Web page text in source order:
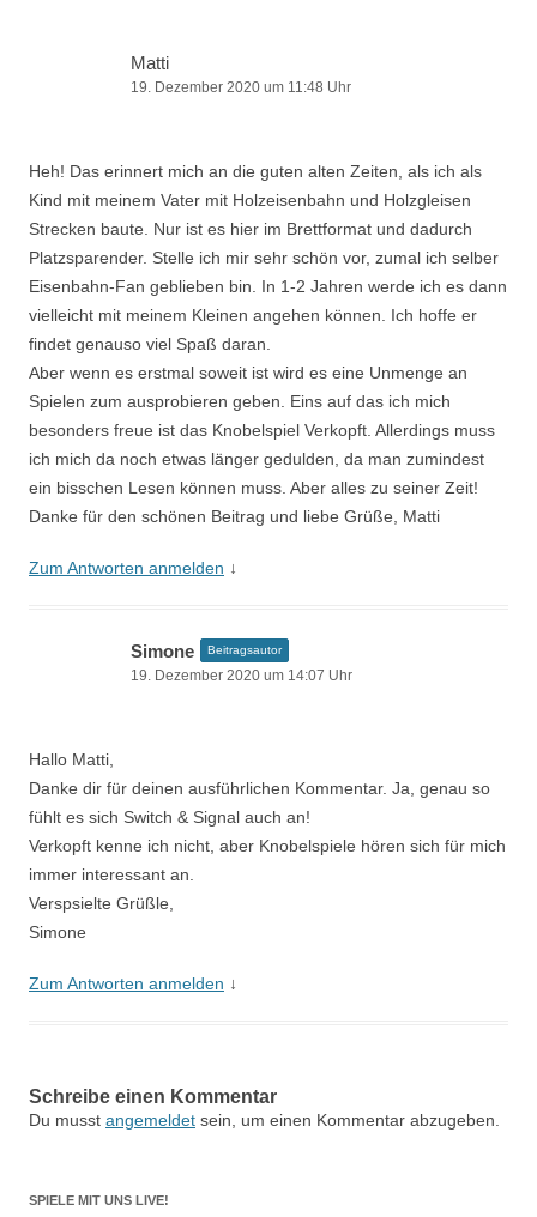
Matti
19. Dezember 2020 um 11:48 Uhr
Heh! Das erinnert mich an die guten alten Zeiten, als ich als
Kind mit meinem Vater mit Holzeisenbahn und Holzgleisen
Strecken baute. Nur ist es hier im Brettformat und dadurch
Platzsparender. Stelle ich mir sehr schön vor, zumal ich selber
Eisenbahn-Fan geblieben bin. In 1-2 Jahren werde ich es dann
vielleicht mit meinem Kleinen angehen können. Ich hoffe er
findet genauso viel Spaß daran.
Aber wenn es erstmal soweit ist wird es eine Unmenge an
Spielen zum ausprobieren geben. Eins auf das ich mich
besonders freue ist das Knobelspiel Verkopft. Allerdings muss
ich mich da noch etwas länger gedulden, da man zumindest
ein bisschen Lesen können muss. Aber alles zu seiner Zeit!
Danke für den schönen Beitrag und liebe Grüße, Matti
Zum Antworten anmelden ↓
Simone Beitragsautor
19. Dezember 2020 um 14:07 Uhr
Hallo Matti,
Danke dir für deinen ausführlichen Kommentar. Ja, genau so
fühlt es sich Switch & Signal auch an!
Verkopft kenne ich nicht, aber Knobelspiele hören sich für mich
immer interessant an.
Verspsielte Grüßle,
Simone
Zum Antworten anmelden ↓
Schreibe einen Kommentar
Du musst angemeldet sein, um einen Kommentar abzugeben.
SPIELE MIT UNS LIVE!